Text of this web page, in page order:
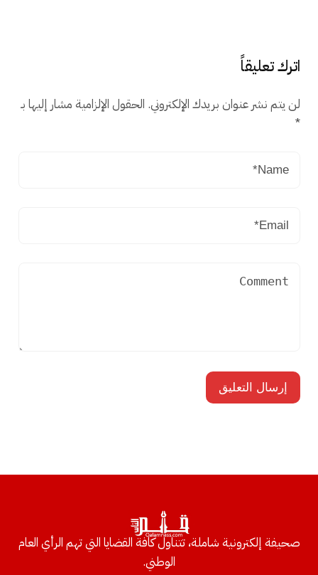
اترك تعليقاً
لن يتم نشر عنوان بريدك الإلكتروني. الحقول الإلزامية مشار إليها بـ
*
صحيفة إلكترونية شاملة، تتناول كافة القضايا التي تهم الرأي العام
الوطني.